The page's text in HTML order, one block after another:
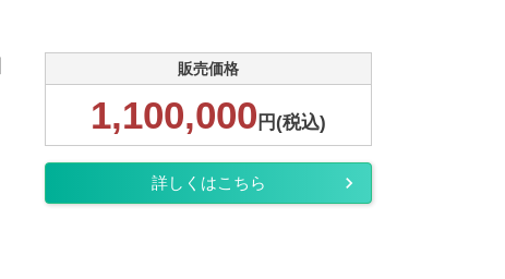
販売価格
1,100,000 円(税込)
詳しくはこちら